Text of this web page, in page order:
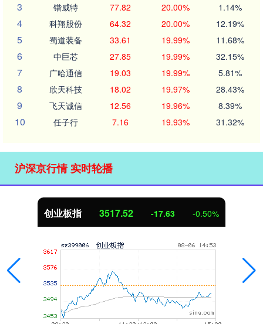
3 锴威特 77.82 20.00% 1.14%
4 科翔股份 64.32 20.00% 12.19%
5 蜀道装备 33.61 19.99% 11.68%
6 中巨芯 27.85 19.99% 32.15%
7 广哈通信 19.03 19.99% 5.81%
8 欣天科技 18.02 19.97% 28.43%
9 飞天诚信 12.56 19.96% 8.39%
10 任子行 7.16 19.93% 31.32%
沪深京行情 实时轮播
创业板指 3517.52 -17.63 -0.50%